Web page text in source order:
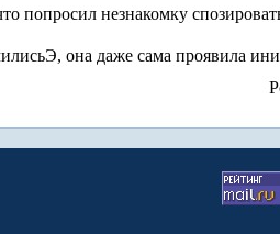
попросил незнакомку
она даже сама проявила